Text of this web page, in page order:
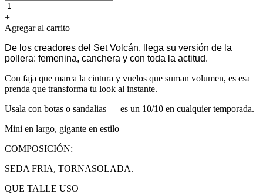
+
Agregar al carrito
De los creadores del Set Volcán, llega su versión de la
pollera: femenina, canchera y con toda la actitud.
Con faja que marca la cintura y vuelos que suman volumen, es esa
prenda que transforma tu look al instante.
Usala con botas o sandalias — es un 10/10 en cualquier temporada.
Mini en largo, gigante en estilo
COMPOSICIÓN:
SEDA FRIA, TORNASOLADA.
QUE TALLE USO